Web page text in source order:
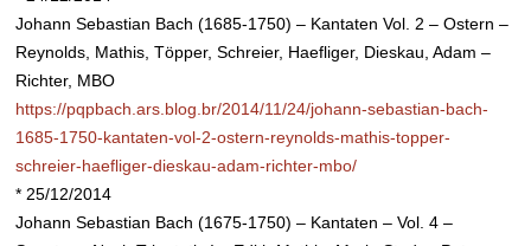
Johann Sebastian Bach (1685-1750) – Kantaten Vol. 2 – Ostern –
Reynolds, Mathis, Töpper, Schreier, Haefliger, Dieskau, Adam –
Richter, MBO
https://pqpbach.ars.blog.br/2014/11/24/johann-sebastian-bach-
1685-1750-kantaten-vol-2-ostern-reynolds-mathis-topper-
schreier-haefliger-dieskau-adam-richter-mbo/
* 25/12/2014
Johann Sebastian Bach (1675-1750) – Kantaten – Vol. 4 –